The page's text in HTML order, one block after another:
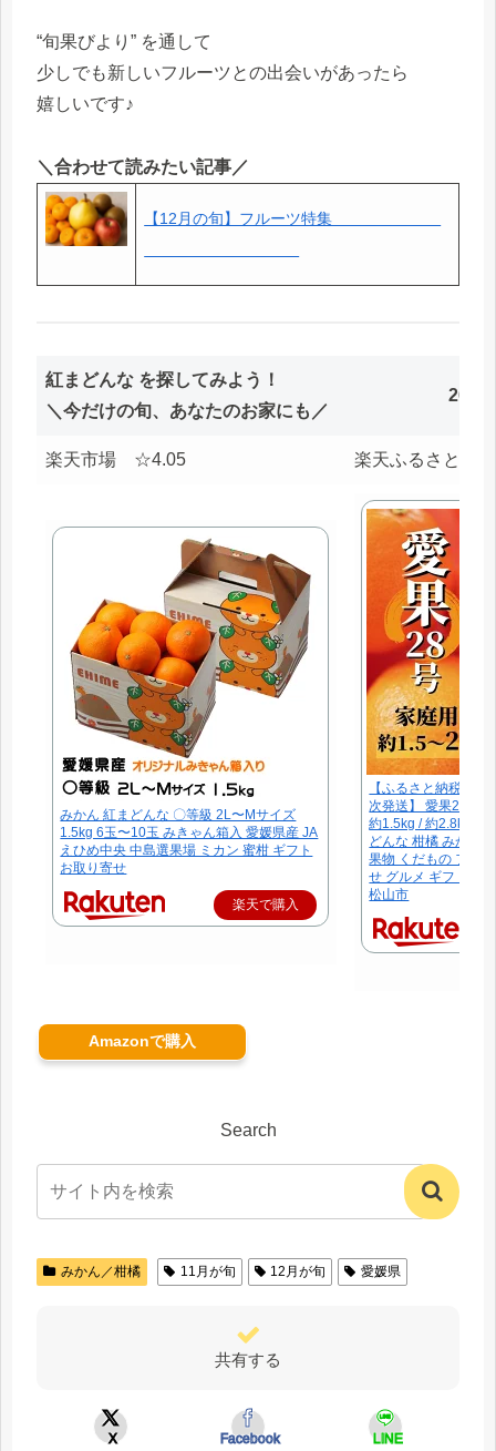
“旬果びより” を通して
少しでも新しいフルーツとの出会いがあったら
嬉しいです♪
＼合わせて読みたい記事／
【12月の旬】フルーツ特集＿＿＿＿＿＿＿
紅まどんな を探してみよう！
＼今だけの旬、あなたのお家にも／
楽天市場 ☆4.05 楽天ふるさと
みかん 紅まどんな 〇等級 2L〜Mサイズ
1.5kg 6玉〜10玉 みきゃん箱入 愛媛県産 JA
えひめ中央 中島選果場 ミカン 蜜柑 ギフト
お取り寄せ
楽天で購入
【ふるさと納税】
次発送】 愛果28号 (
約1.5kg / 約2.8kg（
どんな 柑橘 みかん
果物 くだもの フル
せ グルメ ギフト 期
松山市
Amazonで購入
Search
みかん／柑橘 11月が旬 12月が旬 愛媛県
共有する
X Facebook LINE